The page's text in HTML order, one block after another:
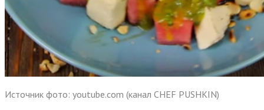
Источник фото: youtube.com (канал CHEF PUSHKIN)